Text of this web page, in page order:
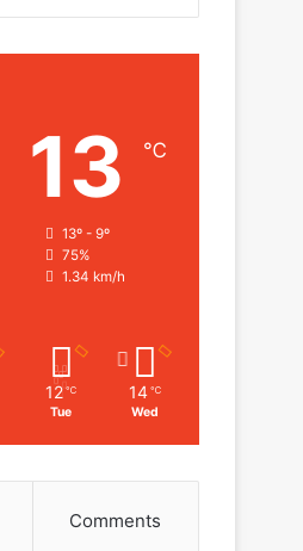
13 ℃
13º - 9º
75%
1.34 km/h
12 ℃
Tue
14 ℃
Wed
Comments